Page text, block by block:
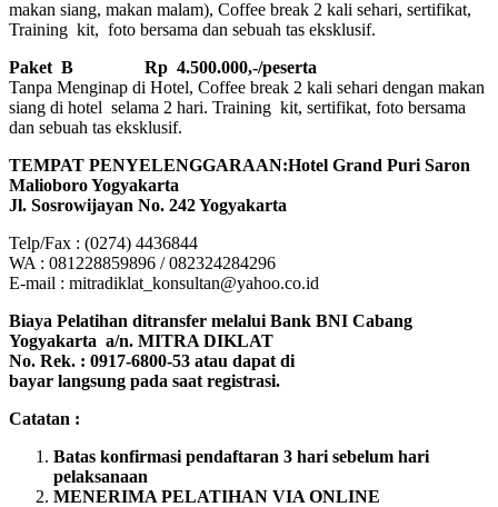
makan siang, makan malam), Coffee break 2 kali sehari, sertifikat,
Training kit, foto bersama dan sebuah tas eksklusif.
Paket B
Rp 4.500.000,-/peserta
Tanpa Menginap di Hotel, Coffee break 2 kali sehari dengan makan
siang di hotel selama 2 hari. Training kit, sertifikat, foto bersama
dan sebuah tas eksklusif.
TEMPAT PENYELENGGARAAN:Hotel Grand Puri Saron
Malioboro Yogyakarta
Jl. Sosrowijayan No. 242 Yogyakarta
Telp/Fax : (0274) 4436844
WA : 081228859896 / 082324284296
E-mail : mitradiklat_konsultan@yahoo.co.id
Biaya Pelatihan ditransfer melalui Bank BNI Cabang
Yogyakarta a/n. MITRA DIKLAT
No. Rek. : 0917-6800-53 atau dapat di
bayar langsung pada saat registrasi.
Catatan :
Batas konfirmasi pendaftaran 3 hari sebelum hari
pelaksanaan
MENERIMA PELATIHAN VIA ONLINE